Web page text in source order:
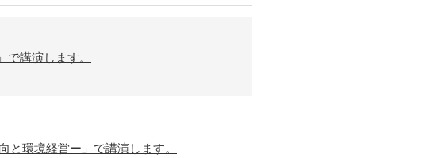
で講演します。
環境経営ー」で講演します。